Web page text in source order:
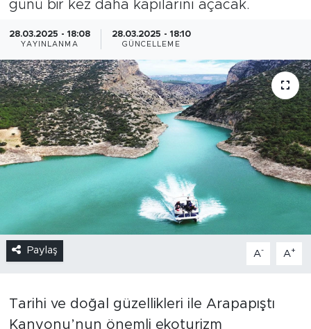
günü bir kez daha kapılarını açacak.
28.03.2025 - 18:08
YAYINLANMA
28.03.2025 - 18:10
GÜNCELLEME
Paylaş A- A+
Tarihi ve doğal güzellikleri ile Arapapıştı
Kanyonu’nun önemli ekoturizm